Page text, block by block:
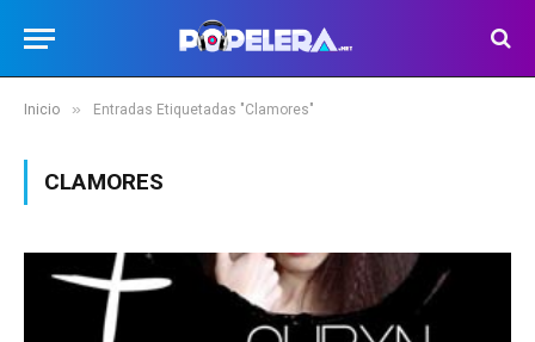
Inicio » Entradas Etiquetadas "Clamores"
CLAMORES